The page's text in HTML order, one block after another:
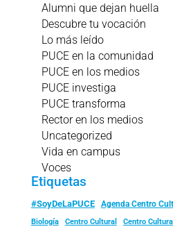
Alumni que dejan huella
Descubre tu vocación
Lo más leído
PUCE en la comunidad
PUCE en los medios
PUCE investiga
PUCE transforma
Rector en los medios
Uncategorized
Vida en campus
Voces
Etiquetas
#SoyDeLaPUCE Agenda Centro
Biología
Centro Cultural Centro